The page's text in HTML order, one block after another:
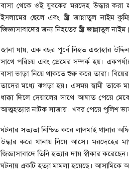
বাসা থেকে ওই যুবকের মরদেহ উদ্ধার করা
ইসলামের ছেলে এবং স্ত্রী জান্নাতুল নাইম
জিজ্ঞাসাবাদের জন্য নিহতের স্ত্রী জান্নাতুল
জানা যায়, এক বছর পূর্বে নিহত এজাহার
সাথে পরিচয় এবং প্রেমের সম্পর্ক হয়।
বাসা ভাড়া নিয়ে থাকতে শুরু করে তারা।
তাদের মধ্যে ঝগড়া হয়। এসময় স্বামী তাকে
ধাক্কা দিলে দেয়ালের সাথে আঘাত পেয়ে
আত্মহত্যার নাটক সাজায়। খবর পেয়ে পুলিশ
ঘটনার সত্যতা নিশ্চিত করে লালমাই থানার
উদ্ধার করে থানায় নিয়ে আসে। মরদেহের
জিজ্ঞাসাবাদে তিনি হত্যার দায় স্বীকার
ঘটনায় একটি হত্যা মামলা হয়েছে। আসামিকে